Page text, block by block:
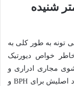
شنیده
تونه به طور کلی به
خواص دیورتیک
مجاری ادراری و
جلوگیری از عفونت کمک کنه. هرچند که کاربرد اصلیش برای BPH و